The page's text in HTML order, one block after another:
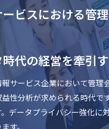
ビスにおける管
代の経営を牽引
サービス企業において管理
性分析が求められる時代で
データプライバシー強化に
す。